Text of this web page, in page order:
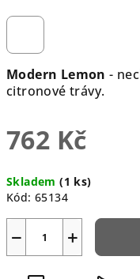
Modern Lemon -
citronové trávy.
762 Kč
cena:
Skladem(1 ks)
Kód: 65134
+
−